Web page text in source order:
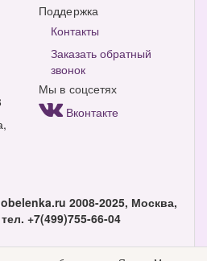
Поддержка
Контакты
Заказать обратный
звонок
Мы в соцсетях
Вконтакте
2008-2025, Москва,
тел. +7(499)755-66-04
для компьютера